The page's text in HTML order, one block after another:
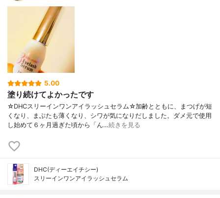
5.00
塗り続けてよかったです
☆DHCスリーインワンアイラッシュセラム☆加齢とともに、まつげが短
くなり、まぶたも薄くなり、シワが気になりだしました。ダメ元で使用
し始めて６ヶ月過ぎた頃から「ん…続きを見る
DHC(ディーエイチシー)
スリーインワンアイラッシュセラム